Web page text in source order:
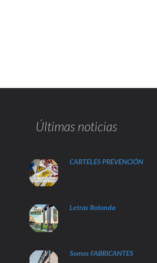
Últimas noticias
CARTELES PREVENCIÓN
Letras Rotonda
Somos FABRICANTES